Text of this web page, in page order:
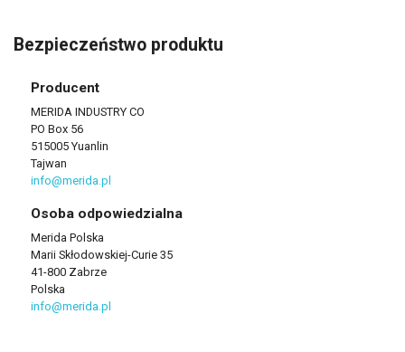
Bezpieczeństwo produktu
Producent
MERIDA INDUSTRY CO
PO Box 56
515005 Yuanlin
Tajwan
info@merida.pl
Osoba odpowiedzialna
Merida Polska
Marii Skłodowskiej-Curie 35
41-800 Zabrze
Polska
info@merida.pl